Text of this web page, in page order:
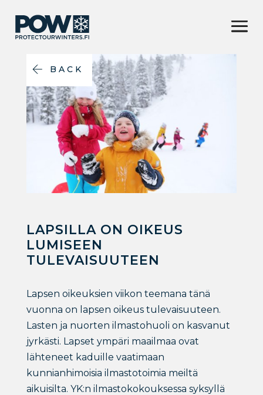
BACK
LAPSILLA ON OIKEUS
LUMISEEN
TULEVAISUUTEEN
Lapsen oikeuksien viikon teemana tänä
vuonna on lapsen oikeus tulevaisuuteen.
Lasten ja nuorten ilmastohuoli on kasvanut
jyrkästi. Lapset ympäri maailmaa ovat
lähteneet kaduille vaatimaan
kunnianhimoisia ilmastotoimia meiltä
aikuisilta. YK:n ilmastokokouksessa syksyllä